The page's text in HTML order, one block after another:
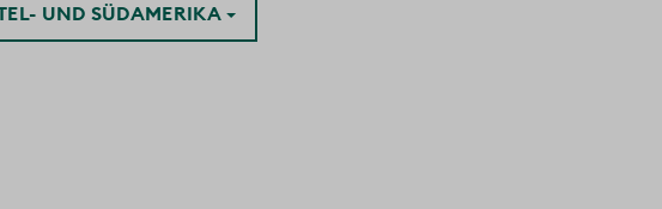
UND SÜDAMERIKA